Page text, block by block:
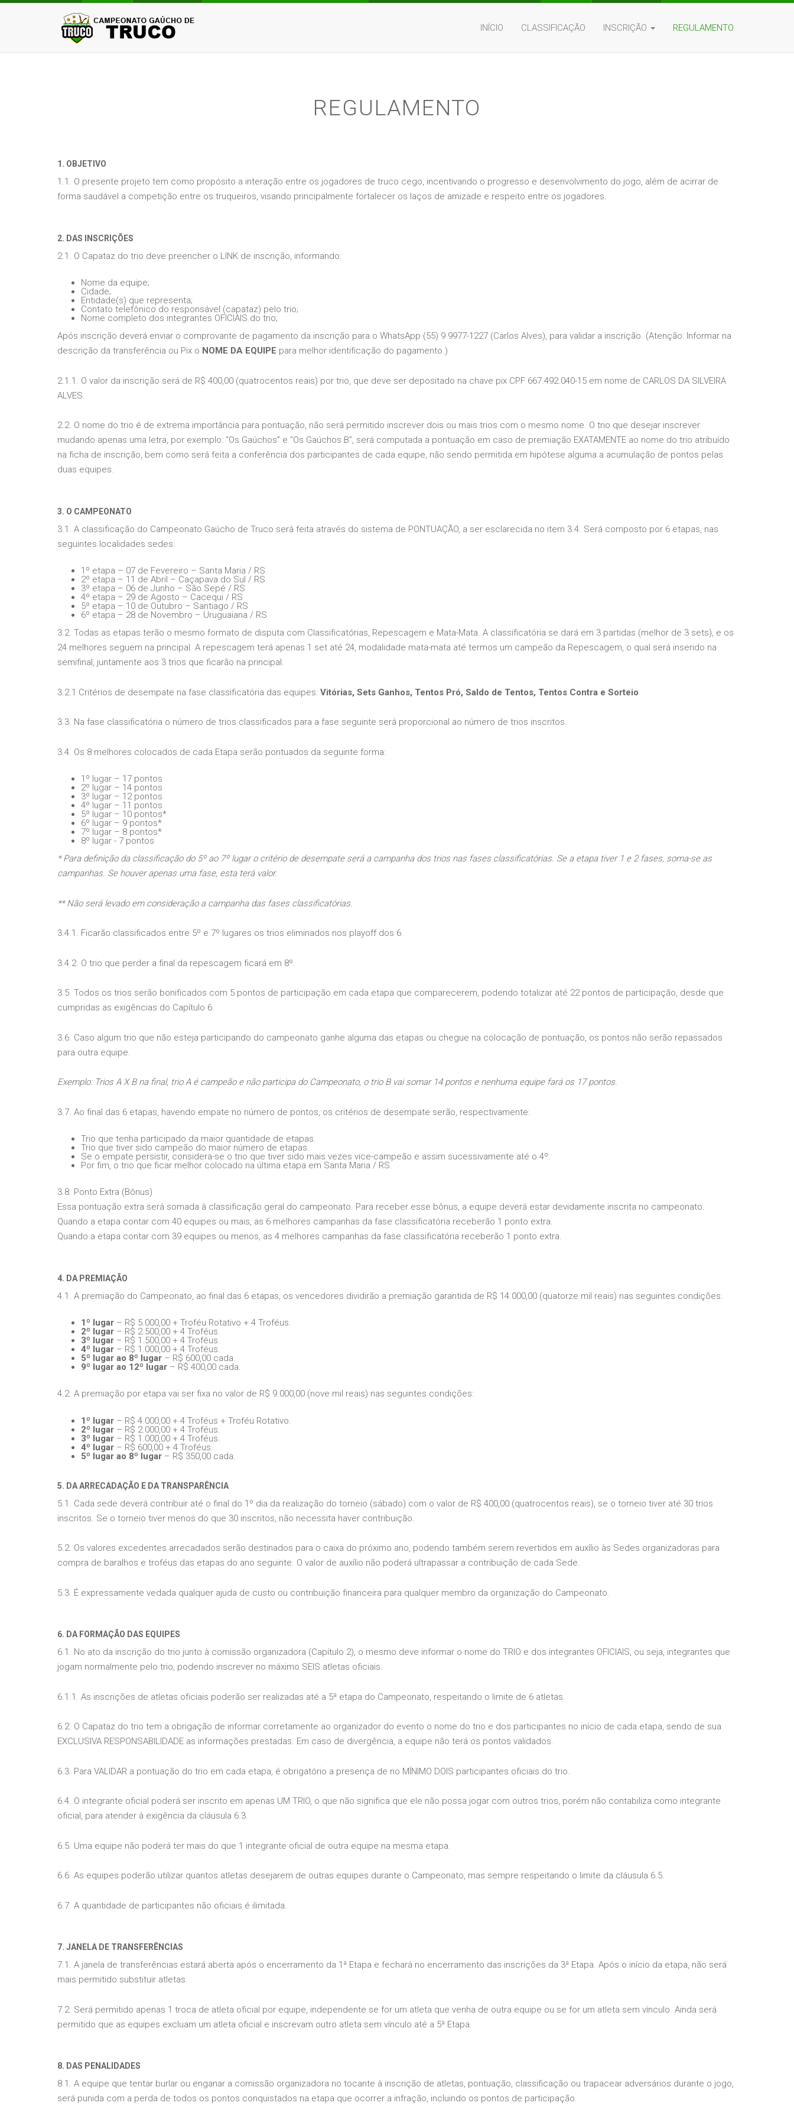
INÍCIO CLASSIFICAÇÃO INSCRIÇÃO REGULAMENTO
REGULAMENTO
1. OBJETIVO
1.1. O presente projeto tem como propósito a interação entre os jogadores de truco cego, incentivando o progresso e desenvolvimento do jogo, além de acirrar de
forma saudável a competição entre os truqueiros, visando principalmente fortalecer os laços de amizade e respeito entre os jogadores.
2. DAS INSCRIÇÕES
2.1. O Capataz do trio deve preencher o LINK de inscrição, informando:
Nome da equipe;
Cidade;
Entidade(s) que representa;
Contato telefônico do responsável (capataz) pelo trio;
Nome completo dos integrantes OFICIAIS do trio;
Após inscrição deverá enviar o comprovante de pagamento da inscrição para o WhatsApp (55) 9 9977-1227 (Carlos Alves), para validar a inscrição. (Atenção: Informar na
descrição da transferência ou Pix o NOME DA EQUIPE para melhor identificação do pagamento.)
2.1.1. O valor da inscrição será de R$ 400,00 (quatrocentos reais) por trio, que deve ser depositado na chave pix CPF 667.492.040-15 em nome de CARLOS DA SILVEIRA
ALVES.
2.2. O nome do trio é de extrema importância para pontuação, não será permitido inscrever dois ou mais trios com o mesmo nome. O trio que desejar inscrever
mudando apenas uma letra, por exemplo: “Os Gaúchos” e “Os Gaúchos B”, será computada a pontuação em caso de premiação EXATAMENTE ao nome do trio atribuído
na ficha de inscrição, bem como será feita a conferência dos participantes de cada equipe, não sendo permitida em hipótese alguma a acumulação de pontos pelas
duas equipes.
3. O CAMPEONATO
3.1. A classificação do Campeonato Gaúcho de Truco será feita através do sistema de PONTUAÇÃO, a ser esclarecida no item 3.4. Será composto por 6 etapas, nas
seguintes localidades sedes:
1º etapa – 07 de Fevereiro – Santa Maria / RS
2º etapa – 11 de Abril – Caçapava do Sul / RS
3º etapa – 06 de Junho – São Sepé / RS
4º etapa – 29 de Agosto – Cacequi / RS
5º etapa – 10 de Outubro – Santiago / RS
6º etapa – 28 de Novembro – Uruguaiana / RS
3.2. Todas as etapas terão o mesmo formato de disputa com Classificatórias, Repescagem e Mata-Mata. A classificatória se dará em 3 partidas (melhor de 3 sets), e os
24 melhores seguem na principal. A repescagem terá apenas 1 set até 24, modalidade mata-mata até termos um campeão da Repescagem, o qual será inserido na
semifinal, juntamente aos 3 trios que ficarão na principal.
3.2.1 Critérios de desempate na fase classificatória das equipes: Vitórias, Sets Ganhos, Tentos Pró, Saldo de Tentos, Tentos Contra e Sorteio
3.3. Na fase classificatória o número de trios classificados para a fase seguinte será proporcional ao número de trios inscritos.
3.4. Os 8 melhores colocados de cada Etapa serão pontuados da seguinte forma:
1º lugar – 17 pontos
2º lugar – 14 pontos
3º lugar – 12 pontos
4º lugar – 11 pontos
5º lugar – 10 pontos*
6º lugar – 9 pontos*
7º lugar – 8 pontos*
8º lugar - 7 pontos
* Para definição da classificação do 5º ao 7º lugar o critério de desempate será a campanha dos trios nas fases classificatórias. Se a etapa tiver 1 e 2 fases, soma-se as
campanhas. Se houver apenas uma fase, esta terá valor.
** Não será levado em consideração a campanha das fases classificatórias.
3.4.1. Ficarão classificados entre 5º e 7º lugares os trios eliminados nos playoff dos 6.
3.4.2. O trio que perder a final da repescagem ficará em 8º.
3.5. Todos os trios serão bonificados com 5 pontos de participação em cada etapa que comparecerem, podendo totalizar até 22 pontos de participação, desde que
cumpridas as exigências do Capítulo 6.
3.6. Caso algum trio que não esteja participando do campeonato ganhe alguma das etapas ou chegue na colocação de pontuação, os pontos não serão repassados
para outra equipe.
Exemplo: Trios A X B na final, trio A é campeão e não participa do Campeonato, o trio B vai somar 14 pontos e nenhuma equipe fará os 17 pontos.
3.7. Ao final das 6 etapas, havendo empate no número de pontos, os critérios de desempate serão, respectivamente:
Trio que tenha participado da maior quantidade de etapas.
Trio que tiver sido campeão do maior número de etapas.
Se o empate persistir, considera-se o trio que tiver sido mais vezes vice-campeão e assim sucessivamente até o 4º.
Por fim, o trio que ficar melhor colocado na última etapa em Santa Maria / RS.
3.8. Ponto Extra (Bônus)
Essa pontuação extra será somada à classificação geral do campeonato. Para receber esse bônus, a equipe deverá estar devidamente inscrita no campeonato.
Quando a etapa contar com 40 equipes ou mais, as 6 melhores campanhas da fase classificatória receberão 1 ponto extra.
Quando a etapa contar com 39 equipes ou menos, as 4 melhores campanhas da fase classificatória receberão 1 ponto extra.
4. DA PREMIAÇÃO
4.1. A premiação do Campeonato, ao final das 6 etapas, os vencedores dividirão a premiação garantida de R$ 14.000,00 (quatorze mil reais) nas seguintes condições:
1º lugar – R$ 5.000,00 + Troféu Rotativo + 4 Troféus.
2º lugar – R$ 2.500,00 + 4 Troféus.
3º lugar – R$ 1.500,00 + 4 Troféus.
4º lugar – R$ 1.000,00 + 4 Troféus.
5º lugar ao 8º lugar – R$ 600,00 cada.
9º lugar ao 12º lugar – R$ 400,00 cada.
4.2. A premiação por etapa vai ser fixa no valor de R$ 9.000,00 (nove mil reais) nas seguintes condições:
1º lugar – R$ 4.000,00 + 4 Troféus + Troféu Rotativo.
2º lugar – R$ 2.000,00 + 4 Troféus.
3º lugar – R$ 1.000,00 + 4 Troféus.
4º lugar – R$ 600,00 + 4 Troféus.
5º lugar ao 8º lugar – R$ 350,00 cada.
5. DA ARRECADAÇÃO E DA TRANSPARÊNCIA
5.1. Cada sede deverá contribuir até o final do 1º dia da realização do torneio (sábado) com o valor de R$ 400,00 (quatrocentos reais), se o torneio tiver até 30 trios
inscritos. Se o torneio tiver menos do que 30 inscritos, não necessita haver contribuição.
5.2. Os valores excedentes arrecadados serão destinados para o caixa do próximo ano, podendo também serem revertidos em auxílio às Sedes organizadoras para
compra de baralhos e troféus das etapas do ano seguinte. O valor de auxílio não poderá ultrapassar a contribuição de cada Sede.
5.3. É expressamente vedada qualquer ajuda de custo ou contribuição financeira para qualquer membro da organização do Campeonato.
6. DA FORMAÇÃO DAS EQUIPES
6.1. No ato da inscrição do trio junto à comissão organizadora (Capítulo 2), o mesmo deve informar o nome do TRIO e dos integrantes OFICIAIS, ou seja, integrantes que
jogam normalmente pelo trio, podendo inscrever no máximo SEIS atletas oficiais.
6.1.1. As inscrições de atletas oficiais poderão ser realizadas até a 5ª etapa do Campeonato, respeitando o limite de 6 atletas.
6.2. O Capataz do trio tem a obrigação de informar corretamente ao organizador do evento o nome do trio e dos participantes no início de cada etapa, sendo de sua
EXCLUSIVA RESPONSABILIDADE as informações prestadas. Em caso de divergência, a equipe não terá os pontos validados.
6.3. Para VALIDAR a pontuação do trio em cada etapa, é obrigatório a presença de no MÍNIMO DOIS participantes oficiais do trio.
6.4. O integrante oficial poderá ser inscrito em apenas UM TRIO, o que não significa que ele não possa jogar com outros trios, porém não contabiliza como integrante
oficial, para atender à exigência da cláusula 6.3.
6.5. Uma equipe não poderá ter mais do que 1 integrante oficial de outra equipe na mesma etapa.
6.6. As equipes poderão utilizar quantos atletas desejarem de outras equipes durante o Campeonato, mas sempre respeitando o limite da cláusula 6.5.
6.7. A quantidade de participantes não oficiais é ilimitada.
7. JANELA DE TRANSFERÊNCIAS
7.1. A janela de transferências estará aberta após o encerramento da 1ª Etapa e fechará no encerramento das inscrições da 3ª Etapa. Após o início da etapa, não será
mais permitido substituir atletas.
7.2. Será permitido apenas 1 troca de atleta oficial por equipe, independente se for um atleta que venha de outra equipe ou se for um atleta sem vínculo. Ainda será
permitido que as equipes excluam um atleta oficial e inscrevam outro atleta sem vínculo até a 5ª Etapa.
8. DAS PENALIDADES
8.1. A equipe que tentar burlar ou enganar a comissão organizadora no tocante à inscrição de atletas, pontuação, classificação ou trapacear adversários durante o jogo,
será punida com a perda de todos os pontos conquistados na etapa que ocorrer a infração, incluindo os pontos de participação.